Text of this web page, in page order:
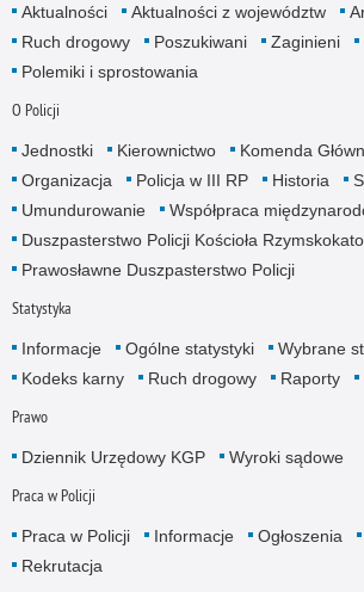
Aktualności Aktualności z województw
Ruch drogowy
Poszukiwani Zaginieni
Polemiki i sprostowania
O Policji
Jednostki Kierownictwo
Komenda
Organizacja
Policja w III RP Historia
Umundurowanie
Współpraca
Duszpasterstwo Policji Kościoła
Prawosławne Duszpasterstwo Policji
Statystyka
Informacje Ogólne statystyki
Wybrane
Kodeks karny
Ruch drogowy Raporty
Prawo
Dziennik Urzędowy KGP Wyroki sądowe
Praca w Policji
Praca w Policji Informacje Ogłoszenia
Rekrutacja